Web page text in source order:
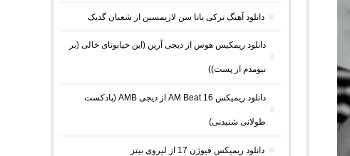
دانلود آهنگ ترکی بانا سن لازیمسین از شعبان گدیک
دانلود ریمکیس هوس از دیجی آرین (این خیابونای خالی (بر
نیومدم از پست))
دانلود ریمیکس AM Beat 16 از دیجی AMB (پادکست
طولانی شنیدنی)
دانلود ریمیکس فیوژن 17 از لیروی بیتز